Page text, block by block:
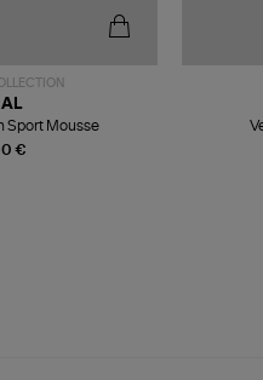
€
Sport Mousse